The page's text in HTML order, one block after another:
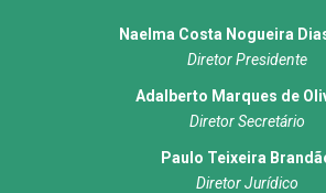
Naelma Costa Nogueira
Diretor Presidente
Adalberto Marques de
Diretor Secretário
Paulo Teixeira
Diretor Jurídico